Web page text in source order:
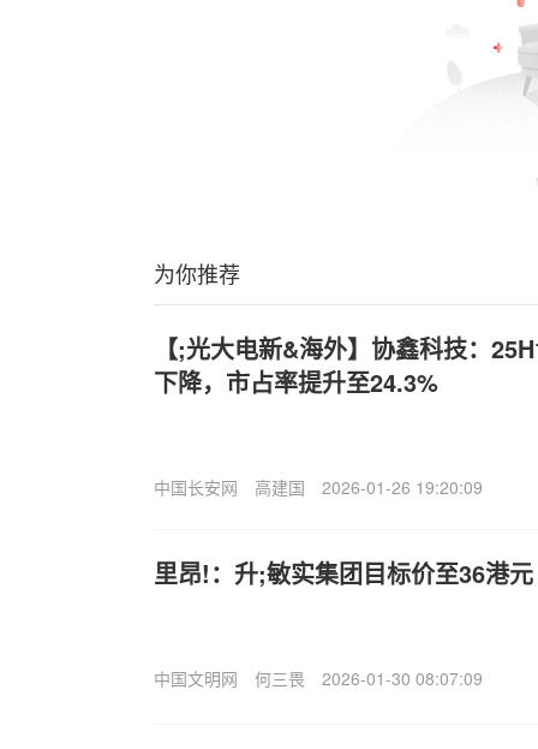
为你推荐
【;光大电新&海外】协鑫科技：
下降，市占率提升至24.3%
中国长安网 高建国 2026-01-26 19:20:09
里昂!：升;敏实集团目标价至36港
中国文明网 何三畏 2026-01-30 08:07:09